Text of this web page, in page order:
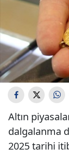
Altın
dalgalanma
2025 tarihi